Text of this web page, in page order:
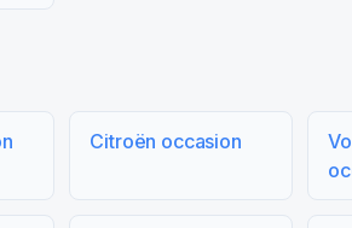
Citroën occasion